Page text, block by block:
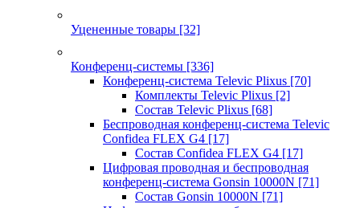
Уцененные товары [32]
Конференц-системы [336]
Конференц-система Televic Plixus [70]
Комплекты Televic Plixus [2]
Состав Televic Plixus [68]
Беспроводная конференц-система Televic
Confidea FLEX G4 [17]
Состав Confidea FLEX G4 [17]
Цифровая проводная и беспроводная
конференц-система Gonsin 10000N [71]
Состав Gonsin 10000N [71]